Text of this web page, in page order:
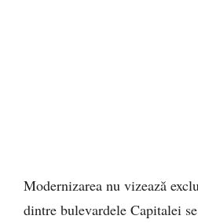
Modernizarea nu vizează
dintre bulevardele Capitalei